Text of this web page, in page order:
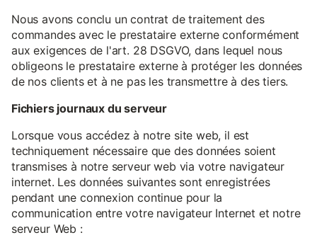
Nous avons conclu un contrat de traitement des
commandes avec le prestataire externe conformément
aux exigences de l'art. 28 DSGVO, dans lequel nous
obligeons le prestataire externe à protéger les données
de nos clients et à ne pas les transmettre à des tiers.
Fichiers journaux du serveur
Lorsque vous accédez à notre site web, il est
techniquement nécessaire que des données soient
transmises à notre serveur web via votre navigateur
internet. Les données suivantes sont enregistrées
pendant une connexion continue pour la
communication entre votre navigateur Internet et notre
serveur Web :